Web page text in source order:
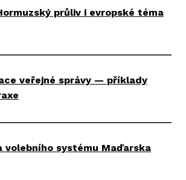
průliv i evropské téma
veřejné správy — příklady
volebního systému Maďarska